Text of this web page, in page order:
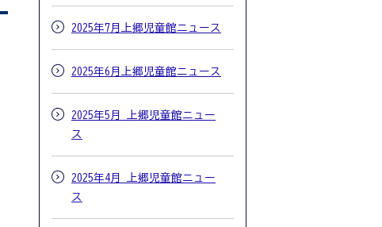
2025年7月上郷児童館ニュース
2025年6月上郷児童館ニュース
2025年5月 上郷児童館ニュー
ス
2025年4月 上郷児童館ニュー
ス